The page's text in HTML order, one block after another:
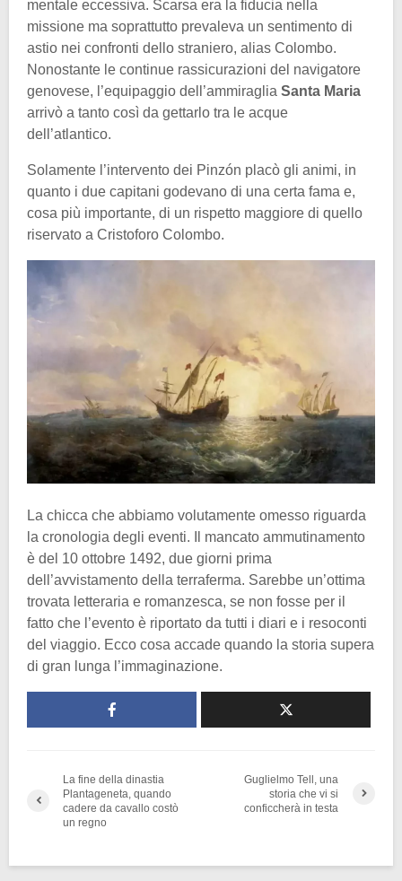
mentale eccessiva. Scarsa era la fiducia nella
missione ma soprattutto prevaleva un sentimento di
astio nei confronti dello straniero, alias Colombo.
Nonostante le continue rassicurazioni del navigatore
genovese, l’equipaggio dell’ammiraglia Santa Maria
arrivò a tanto così da gettarlo tra le acque
dell’atlantico.
Solamente l’intervento dei Pinzón placò gli animi, in
quanto i due capitani godevano di una certa fama e,
cosa più importante, di un rispetto maggiore di quello
riservato a Cristoforo Colombo.
La chicca che abbiamo volutamente omesso riguarda
la cronologia degli eventi. Il mancato ammutinamento
è del 10 ottobre 1492, due giorni prima
dell’avvistamento della terraferma. Sarebbe un’ottima
trovata letteraria e romanzesca, se non fosse per il
fatto che l’evento è riportato da tutti i diari e i resoconti
del viaggio. Ecco cosa accade quando la storia supera
di gran lunga l’immaginazione.
La fine della dinastia
Plantageneta, quando
cadere da cavallo costò
un regno
Guglielmo Tell, una
storia che vi si
conficcherà in testa